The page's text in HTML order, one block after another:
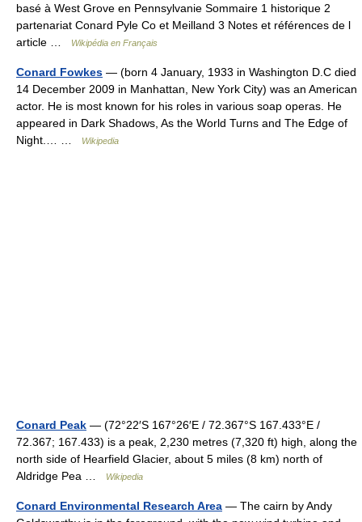
basé à West Grove en Pennsylvanie Sommaire 1 historique 2
partenariat Conard Pyle Co et Meilland 3 Notes et références de l
article …
Wikipédia en Français
Conard Fowkes — (born 4 January, 1933 in Washington D.C died
14 December 2009 in Manhattan, New York City) was an American
actor. He is most known for his roles in various soap operas. He
appeared in Dark Shadows, As the World Turns and The Edge of
Night.… …
Wikipedia
Conard Peak — (72°22′S 167°26′E / 72.367°S 167.433°E /
72.367; 167.433) is a peak, 2,230 metres (7,320 ft) high, along the
north side of Hearfield Glacier, about 5 miles (8 km) north of
Aldridge Pea …
Wikipedia
Conard Environmental Research Area — The cairn by Andy